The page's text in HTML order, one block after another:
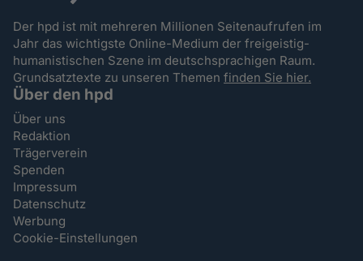
Der hpd ist mit mehreren Millionen Seitenaufrufen im
Jahr das wichtigste Online-Medium der freigeistig-
humanistischen Szene im deutschsprachigen Raum.
Grundsatztexte zu unseren Themenfinden Sie hier.
Über den hpd
Über uns
Redaktion
Trägerverein
Spenden
Impressum
Datenschutz
Werbung
Cookie-Einstellungen